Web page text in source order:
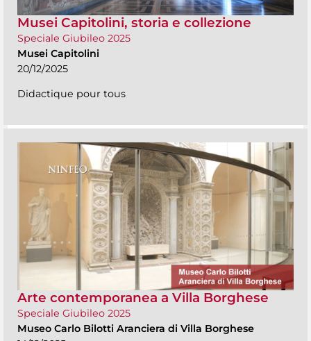
Musei Capitolini, storia e collezione
Speciale Giubileo 2025
Musei Capitolini
20/12/2025
Didactique pour tous
Arte contemporanea a Villa Borghese
Speciale Giubileo 2025
Museo Carlo Bilotti Aranciera di Villa Borghese